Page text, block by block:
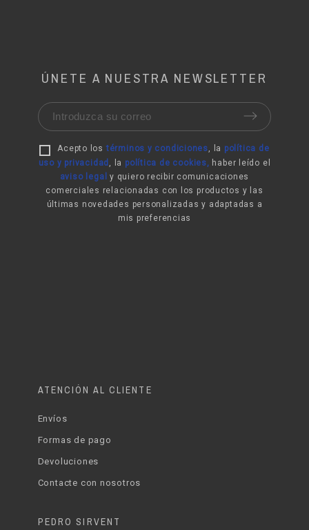
ÚNETE A NUESTRA NEWSLETTER
Acepto lostérminos y condiciones , la política de
uso y privacidad
la política de cookies, haber leído el
aviso legal y quiero recibir comunicaciones
comerciales relacionadas con los productos y las
últimas novedades personalizadas y adaptadas a
mis preferencias
ATENCIÓN AL CLIENTE
Envíos
Formas de pago
Devoluciones
Contacte con nosotros
PEDRO SIRVENT